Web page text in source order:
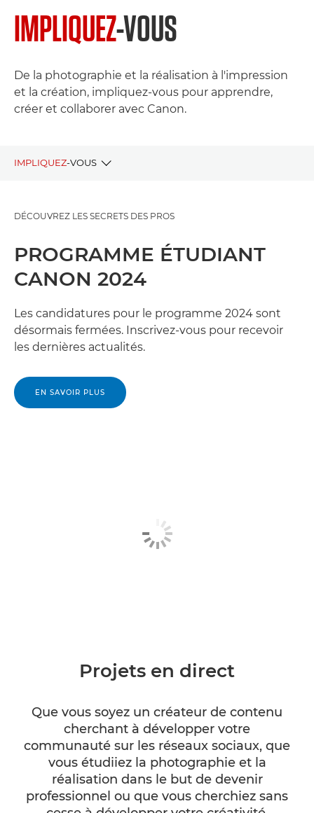
IMPLIQUEZ-VOUS
De la photographie et la réalisation à l'impression
et la création, impliquez-vous pour apprendre,
créer et collaborer avec Canon.
IMPLIQUEZ-VOUS
DÉCOUVREZ LES SECRETS DES PROS
PROGRAMME ÉTUDIANT
CANON 2024
Les candidatures pour le programme 2024 sont
désormais fermées. Inscrivez-vous pour recevoir
les dernières actualités.
EN SAVOIR PLUS
Projets en direct
Que vous soyez un créateur de contenu
cherchant à développer votre
communauté sur les réseaux sociaux, que
vous étudiiez la photographie et la
réalisation dans le but de devenir
professionnel ou que vous cherchiez sans